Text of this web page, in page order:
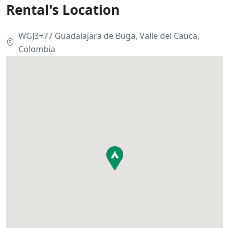
Rental's Location
WGJ3+77 Guadalajara de Buga, Valle del Cauca,
Colombia